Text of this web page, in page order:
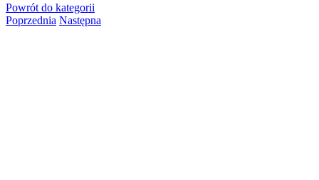
Powrót do kategorii
Poprzednia Następna